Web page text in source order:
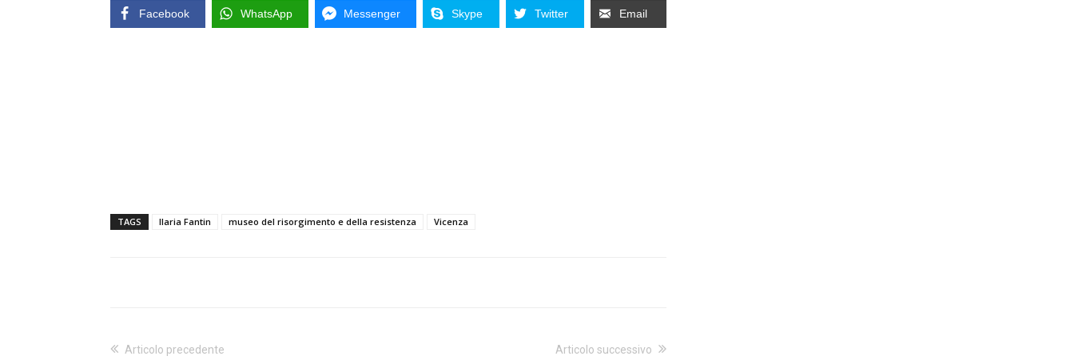
Facebook WhatsApp Messenger Skype Twitter Email
TAGS Ilaria Fantin museo del risorgimento e della resistenza Vicenza
Articolo precedente Articolo successivo